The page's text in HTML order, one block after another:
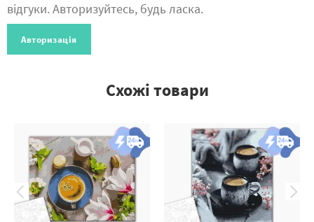
відгуки. Авторизуйтесь, будь ласка.
Авторизація
Схожі товари